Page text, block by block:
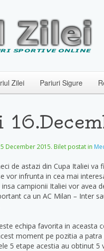
Zilei Pariuri Sigure
December 2015. Bilet postat in
de astazi din Cupa Italiei va
vor infrunta in cea mai
insa campionii Italiei vor avea
ca un AC Milan – Inter
echipa favorita in aceasta
moment pe pozitia a
5 etape acestia au obtinut 5